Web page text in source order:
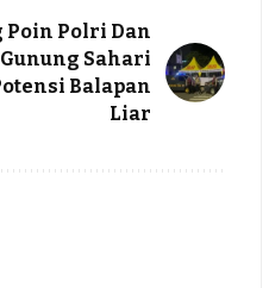
Poin Polri Dan
Sahari
Balapan
Liar